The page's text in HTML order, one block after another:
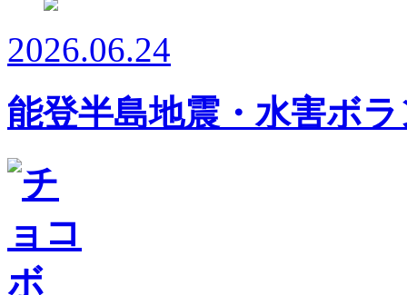
2026.06.24
能登半島地震・水害ボ